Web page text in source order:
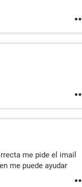
me pide el imail
me puede ayudar